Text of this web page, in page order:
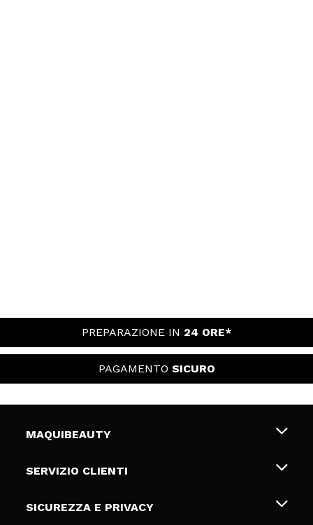
PREPARAZIONE IN 24 ORE*
PAGAMENTO SICURO
MAQUIBEAUTY
Chi siamo
Gift Cards
SERVIZIO CLIENTI
Spedizioni & Resi
SICUREZZA E PRIVACY